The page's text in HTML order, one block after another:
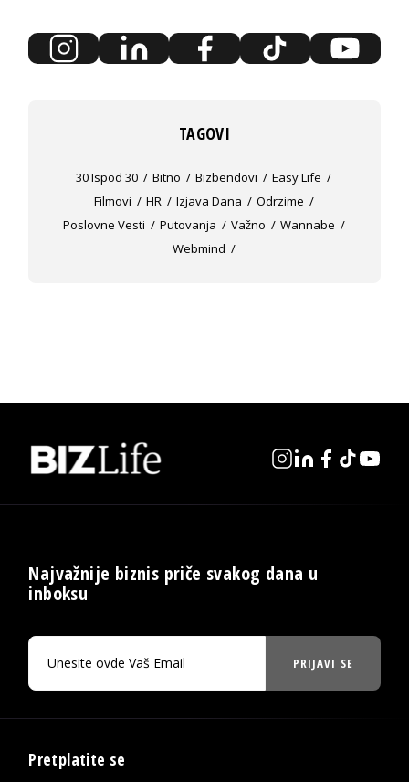
TAGOVI
30 Ispod 30 Bitno Bizbendovi
Easy Life
Filmovi
HR Izjava Dana
Odrzime
Poslovne Vesti
Putovanja Važno
Wannabe
Webmind
Najvažnije biznis priče svakog dana u
inboksu
PRIJAVI SE
Pretplatite se